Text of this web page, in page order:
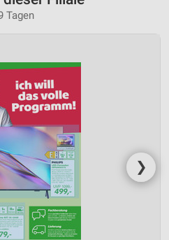
Tagen
❯